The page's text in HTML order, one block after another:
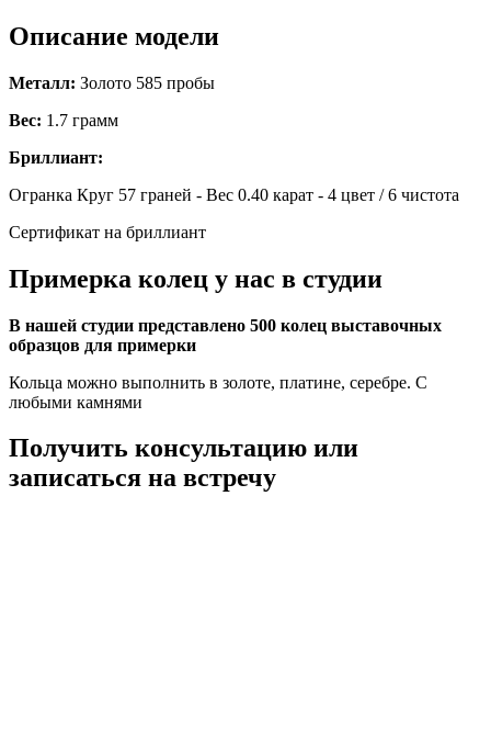
Описание модели
Металл: Золото 585 пробы
Вес: 1.7 грамм
Бриллиант:
Огранка Круг 57 граней - Вес 0.40 карат - 4 цвет / 6 чистота
Сертификат на бриллиант
Примерка колец у нас в студии
В нашей студии представлено 500 колец выставочных
образцов для примерки
Кольца можно выполнить в золоте, платине, серебре. С
любыми камнями
Получить консультацию или
записаться на встречу